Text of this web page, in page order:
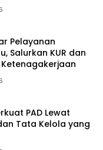
Pelayanan
Salurkan KUR dan
Ketenagakerjaan
PAD Lewat
Tata Kelola yang